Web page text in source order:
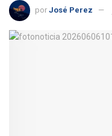
por José Perez